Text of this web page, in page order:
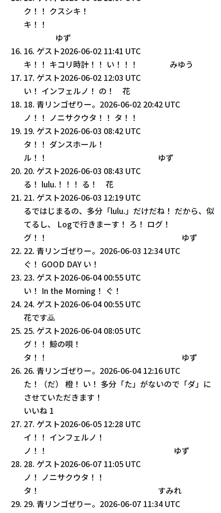
ク！！ クスシキ！
キ！！
ゆず
16. ゲスト2026-06-02 11:41 UTC
キ！！ キコリ時計！！ い！！！ みゆう
17. ゲスト2026-06-02 12:03 UTC
い！ インフェルノ！ の！ 花
18. 青リンゴぜりー。 2026-06-02 20:42 UTC
ノ！！ ノニサクウタ！！ タ！！
19. ゲスト2026-06-03 08:42 UTC
タ！！ ダンスホール！
ル！！ ゆず
20. ゲスト2026-06-03 08:43 UTC
る！ lulu.！！！ る！ 花
21. ゲスト2026-06-03 12:19 UTC
るではじまるの、多分「lulu.」だけだね！ だから、似
てるし、 Logで行きまーす！ ろ！ ログ！
グ！！ ゆず
22. 青リンゴぜりー。 2026-06-03 12:34 UTC
ぐ！ GOOD DAY い！
23. ゲスト2026-06-04 00:55 UTC
い！ In the Morning！ ぐ！
24. ゲスト2026-06-04 00:55 UTC
花です🙇
25. ゲスト2026-06-04 08:05 UTC
グ！！ 鯨の唄！
タ！！ ゆず
26. 青リンゴぜりー。 2026-06-04 12:16 UTC
た！（だ） 橙！ い！ 多分「た」がないので「ダ」に
させていただきます！
いいね 1
27. ゲスト2026-06-05 12:28 UTC
イ！！ インフェルノ！
ノ！！ ゆず
28. ゲスト2026-06-07 11:05 UTC
ノ！ ノニサクウタ！！
タ！ すみれ
29. 青リンゴぜりー。 2026-06-07 11:34 UTC